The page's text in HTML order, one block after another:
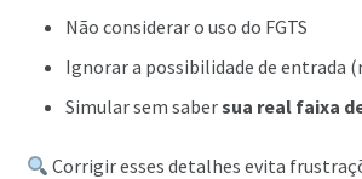
Não considerar o uso do FGTS
Ignorar a possibilidade de entrada
Simular sem sabersua real faixa
Corrigir esses detalhes evita